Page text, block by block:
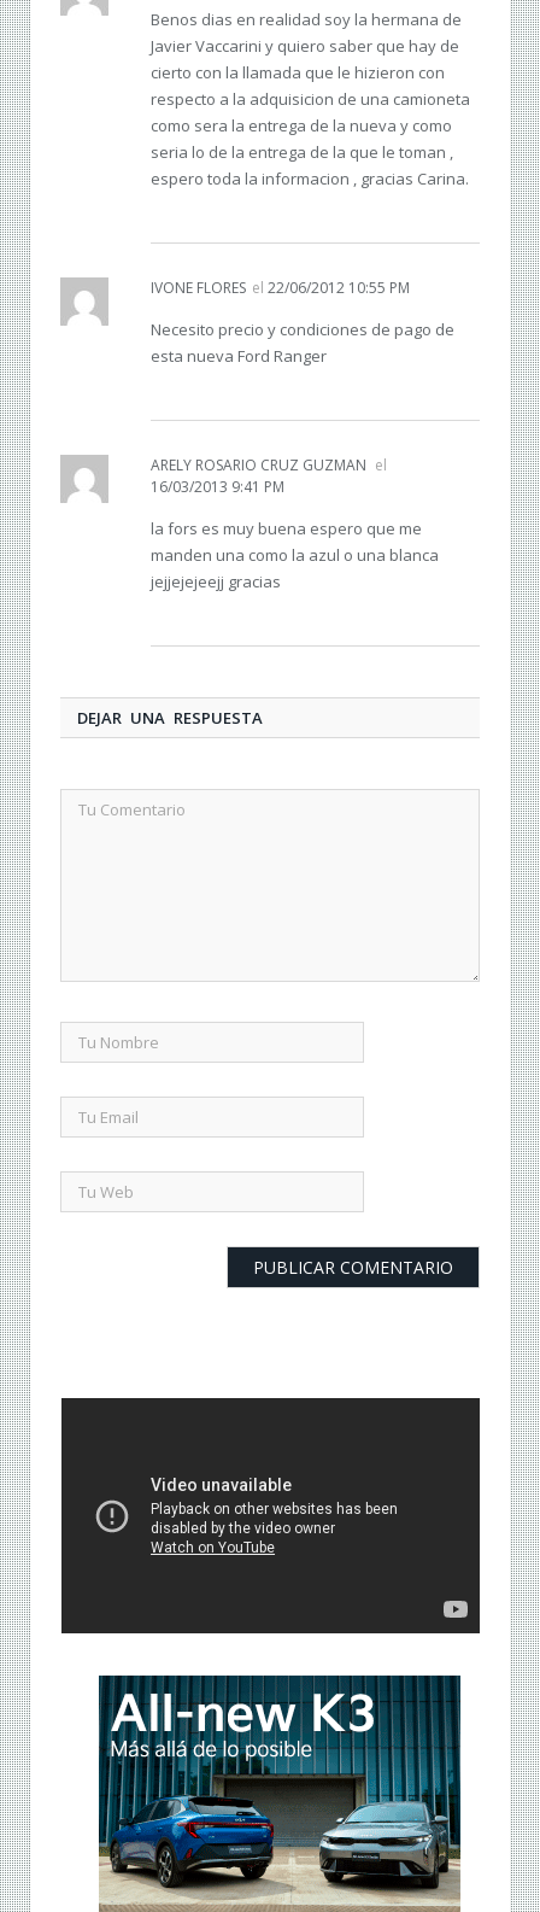
Benos dias en realidad soy la hermana de
Javier Vaccarini y quiero saber que hay de
cierto con la llamada que le hizieron con
respecto a la adquisicion de una camioneta
como sera la entrega de la nueva y como
seria lo de la entrega de la que le toman ,
espero toda la informacion , gracias Carina.
IVONE FLORES el 22/06/2012 10:55 PM
Necesito precio y condiciones de pago de
esta nueva Ford Ranger
ARELY ROSARIO CRUZ GUZMAN el
16/03/2013 9:41 PM
la fors es muy buena espero que me
manden una como la azul o una blanca
jejjejejeejj gracias
DEJAR UNA RESPUESTA